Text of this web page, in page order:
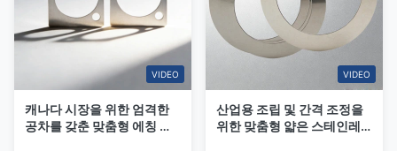
VIDEO
캐나다 시장을 위한 엄격한
공차를 갖춘 맞춤형 에칭 스
VIDEO
산업용 조립 및 간격 조정을
위한 맞춤형 얇은 스테인레